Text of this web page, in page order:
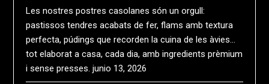
Les nostres postres casolanes són un orgull:
pastissos tendres acabats de fer, flams amb textura
perfecta, púdings que recorden la cuina de les àvies…
tot elaborat a casa, cada dia, amb ingredients prèmium
i sense presses. junio 13, 2026